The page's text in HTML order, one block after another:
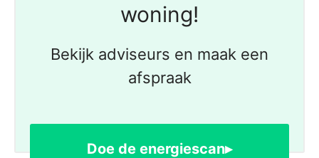
woning!
Bekijk adviseurs en maak een
afspraak
Doe de energiescan▸